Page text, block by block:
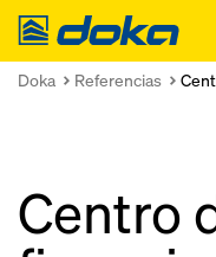
Doka
Doka Referencias
Centro